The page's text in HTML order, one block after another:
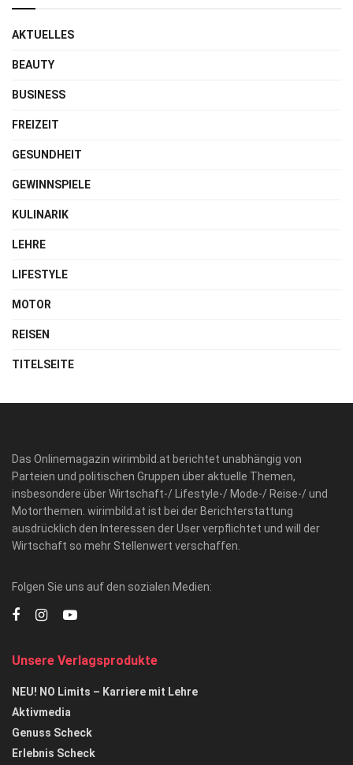
AKTUELLES
BEAUTY
BUSINESS
FREIZEIT
GESUNDHEIT
GEWINNSPIELE
KULINARIK
LEHRE
LIFESTYLE
MOTOR
REISEN
TITELSEITE
Das Onlinemagazin wirimbild.at berichtet unabhängig von
Parteien und politischen Gruppen über aktuelle Themen,
insbesondere über Wirtschaft-/ Lifestyle-/ Mode-/ Reise-/ und
Motorthemen. wirimbild.at ist bei der Berichterstattung
ausdrücklich den Interessen der User verpflichtet und will der
Wirtschaft so mehr Stellenwert verschaffen.
Folgen Sie uns auf den sozialen Medien:
Unsere Verlagsprodukte
NEU! NO Limits – Karriere mit Lehre
Aktivmedia
Genuss Scheck
Erlebnis Scheck